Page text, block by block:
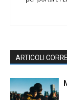
ARTICOLI